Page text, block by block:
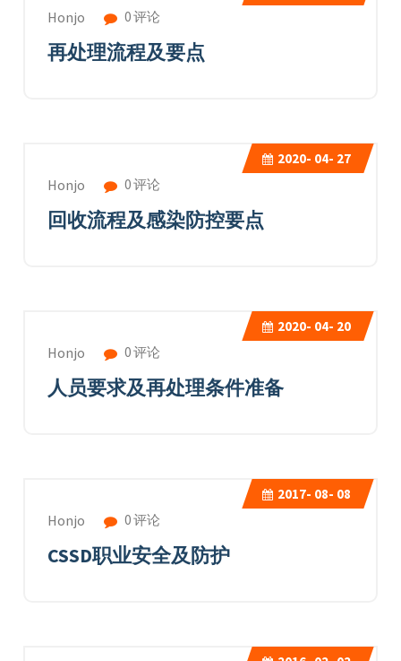
Honjo 0 评论
再处理流程及要点
2020- 04- 27
Honjo 0 评论
回收流程及感染防控要点
2020- 04- 20
Honjo 0 评论
人员要求及再处理条件准备
2017- 08- 08
Honjo 0 评论
CSSD职业安全及防护